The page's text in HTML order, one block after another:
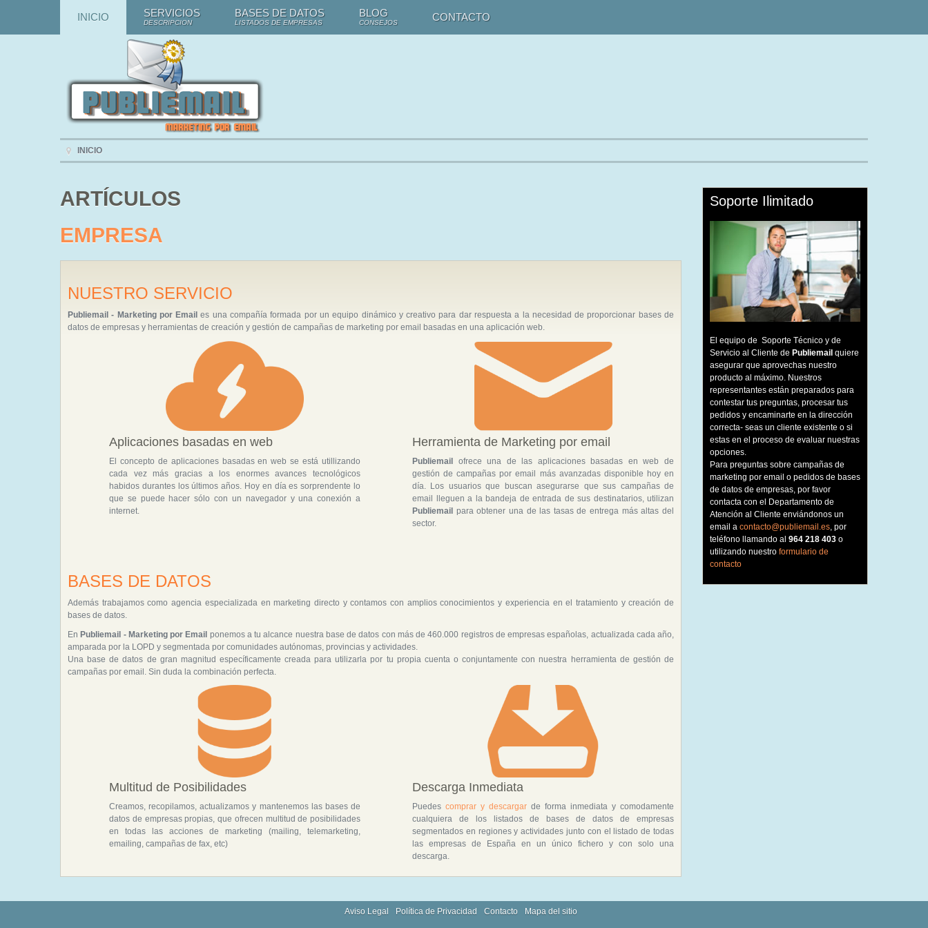
INICIO SERVICIOS
DESCRIPCION
BASES DE DATOS
LISTADOS DE EMPRESAS
BLOG
CONSEJOS CONTACTO
INICIO
ARTÍCULOS
EMPRESA
NUESTRO SERVICIO
Publiemail - Marketing por Email es una compañía formada por un equipo dinámico y creativo para dar respuesta a la necesidad de proporcionar bases de
datos de empresas y herramientas de creación y gestión de campañas de marketing por email basadas en una aplicación web.
Aplicaciones basadas en web
El concepto de aplicaciones basadas en web se está utillizando
cada vez más gracias a los enormes avances tecnológicos
habidos durantes los últimos años. Hoy en día es sorprendente lo
que se puede hacer sólo con un navegador y una conexión a
internet.
Herramienta de Marketing por email
Publiemail
ofrece una de las aplicaciones basadas en web de
gestión de campañas por email más avanzadas disponible hoy en
día. Los usuarios que buscan asegurarse que sus campañas de
email lleguen a la bandeja de entrada de sus destinatarios, utilizan
Publiemail para obtener una de las tasas de entrega más altas del
sector.
BASES DE DATOS
Además trabajamos como agencia especializada en marketing directo y contamos con amplios conocimientos y experiencia en el tratamiento y creación de
bases de datos.
En Publiemail - Marketing por Email ponemos a tu alcance nuestra base de datos con más de 460.000 registros de empresas españolas, actualizada cada año,
amparada por la LOPD y segmentada por comunidades autónomas, provincias y actividades.
Una base de datos de gran magnitud específicamente creada para utilizarla por tu propia cuenta o conjuntamente con nuestra herramienta de gestión de
campañas por email. Sin duda la combinación perfecta.
Multitud de Posibilidades
Creamos, recopilamos, actualizamos y mantenemos las bases de
datos de empresas propias, que ofrecen multitud de posibilidades
en todas las acciones de marketing (mailing, telemarketing,
emailing, campañas de fax, etc)
Descarga Inmediata
Puedes comprar y descargar de forma inmediata y comodamente
cualquiera de los listados de bases de datos de empresas
segmentados en regiones y actividades junto con el listado de todas
las empresas de España en un único fichero y con solo una
descarga.
Soporte Ilimitado
El equipo de Soporte Técnico y de
Servicio al Cliente de Publiemail quiere
asegurar que aprovechas nuestro
producto al máximo. Nuestros
representantes están preparados para
contestar tus preguntas, procesar tus
pedidos y encaminarte en la dirección
correcta- seas un cliente existente o si
estas en el proceso de evaluar nuestras
opciones.
Para preguntas sobre campañas de
marketing por email o pedidos de bases
de datos de empresas, por favor
contacta con el Departamento de
Atención al Cliente enviándonos un
email a contacto@publiemail.es , por
teléfono llamando al 964 218 403 o
utilizando nuestro formulario de
contacto
Aviso Legal Política de Privacidad Contacto Mapa del sitio